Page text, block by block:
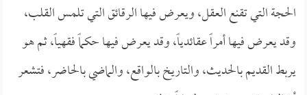
الحجة التي تقنع العقل، ويعرض فيها الرقائق التي تلمس القلب،
وقد يعرض فيها أمراً عقائدياً، وقد يعرض فيها حكماً فقهياً، ثم هو
يربط القديم بالحديث، والتاريخ بالواقع، والماضي بالحاضر، فتشعر